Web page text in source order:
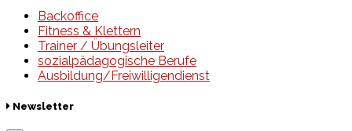
Backoffice
Fitness & Klettern
Trainer / Übungsleiter
sozialpädagogische Berufe
Ausbildung/Freiwilligendienst
Newsletter